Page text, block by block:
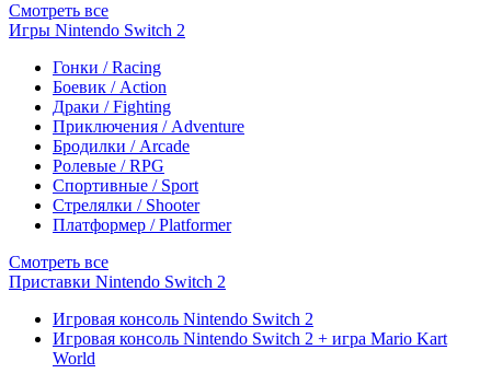
Смотреть все
Игры Nintendo Switch 2
Гонки / Racing
Боевик / Action
Драки / Fighting
Приключения / Adventure
Бродилки / Arcade
Ролевые / RPG
Спортивные / Sport
Стрелялки / Shooter
Платформер / Platformer
Смотреть все
Приставки Nintendo Switch 2
Игровая консоль Nintendo Switch 2
Игровая консоль Nintendo Switch 2 + игра Mario Kart
World